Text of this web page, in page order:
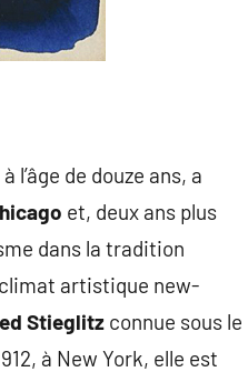
l’âge de douze ans, a
et, deux ans plus
dans la tradition
artistique new-
Stieglitz connue sous le
à New York, elle est